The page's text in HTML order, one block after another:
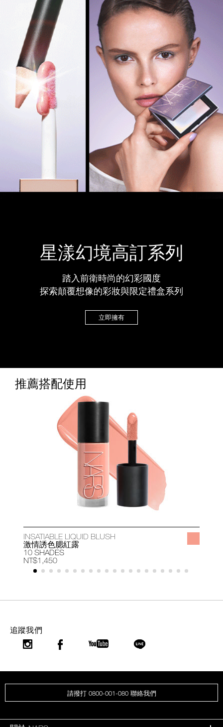
星漾幻境高訂系列
踏入前衛時尚的幻彩國度
探索顛覆想像的彩妝與限定禮盒系列
立即擁有
推薦搭配使用
INSATIABLE LIQUID BLUSH
激情誘色腮紅露
10 SHADES
NT$1,450
追蹤我們
請撥打 0800-001-080 聯絡我們